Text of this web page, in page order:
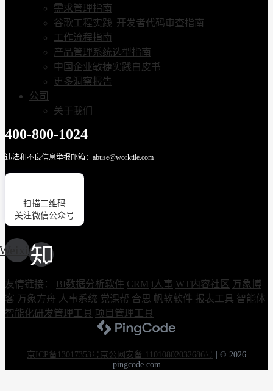
需求管理指南
谷歌工程实践| 开发者代码审查指南
工作流程指南
产品管理系统选型指南
中国企业敏捷实践白皮书
更多洞察报告
公司
关于我们
400-800-1024
违法和不良信息举报邮箱：abuse@worktile.com
扫描二维码
关注微信公众号
Weixin
友情链接： BI数据分析软件 CRM i人事 WT内容社区 万象博
客 万象方舟 人事系统 党课帮 合思 帆软软件 报表工具 智能体
智能化研发管理工具 项目管理工具
京ICP备13017353号京公网安备 11010802032686号
© 2026
pingcode.com